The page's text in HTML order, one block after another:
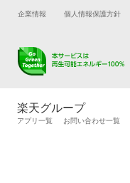
車検の基礎知識
試乗・商談
キズ修理予約
メンテナンス管理
自動車カタログ
企業情報 個人情報保護方針
楽天グループ
アプリ一覧 お問い合わせ一覧